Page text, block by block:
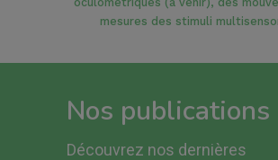
mesures des stimuli
Nos publications
Découvrez nos dernières